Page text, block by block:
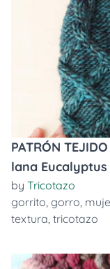
PATRÓN
lana
by Tricotazo
gorrito, gorro,
textura, tricotazo